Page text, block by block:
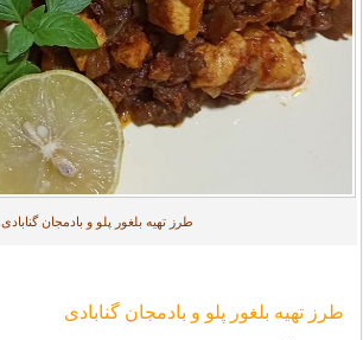
طرز تهیه بلغور پلو و بادمجان گنابادی
طرز تهیه بلغور پلو و بادمجان گنابادی